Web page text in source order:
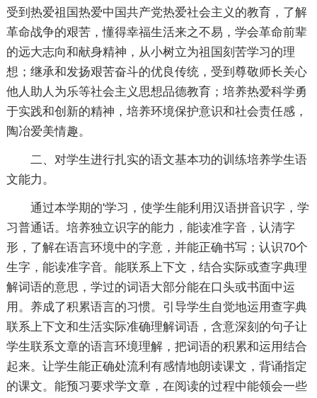
受到热爱祖国热爱中国共产党热爱社会主义的教育，了解
革命战争的艰苦，懂得幸福生活来之不易，学会革命前辈
的远大志向和献身精神，从小树立为祖国刻苦学习的理
想；继承和发扬艰苦奋斗的优良传统，受到尊敬师长关心
他人助人为乐等社会主义思想品德教育；培养热爱科学勇
于实践和创新的精神，培养环境保护意识和社会责任感，
陶冶爱美情趣。
二、对学生进行扎实的语文基本功的训练培养学生语
文能力。
通过本学期的'学习，使学生能利用汉语拼音识字，学
习普通话。培养独立识字的能力，能读准字音，认清字
形，了解在语言环境中的字意，并能正确书写；认识70个
生字，能读准字音。能联系上下文，结合实际或查字典理
解词语的意思，学过的词语大部分能在口头或书面中运
用。养成了积累语言的习惯。引导学生自觉地运用查字典
联系上下文和生活实际准确理解词语，含意深刻的句子让
学生联系文章的语言环境理解，把词语的积累和运用结合
起来。让学生能正确处流利有感情地朗读课文，背诵指定
的课文。能预习要求学文章，在阅读的过程中能领会一些